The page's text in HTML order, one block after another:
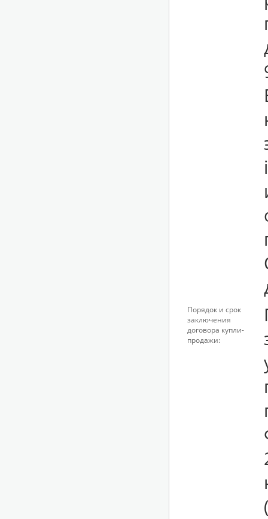
Порядок и срок
заключения
договора купли-
продажи: